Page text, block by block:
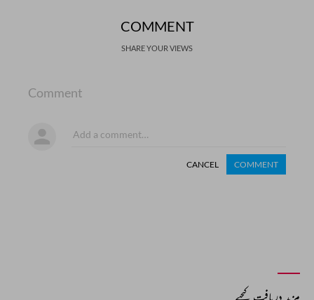
COMMENT
SHARE YOUR VIEWS
Comment
CANCEL COMMENT
مزید دریافت کیجیے